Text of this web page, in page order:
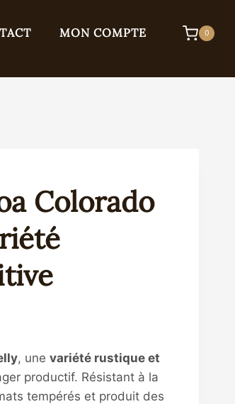
MON COMPTE 0
Colorado
, une variété rustique et
productif. Résistant à la
tempérés et produit des